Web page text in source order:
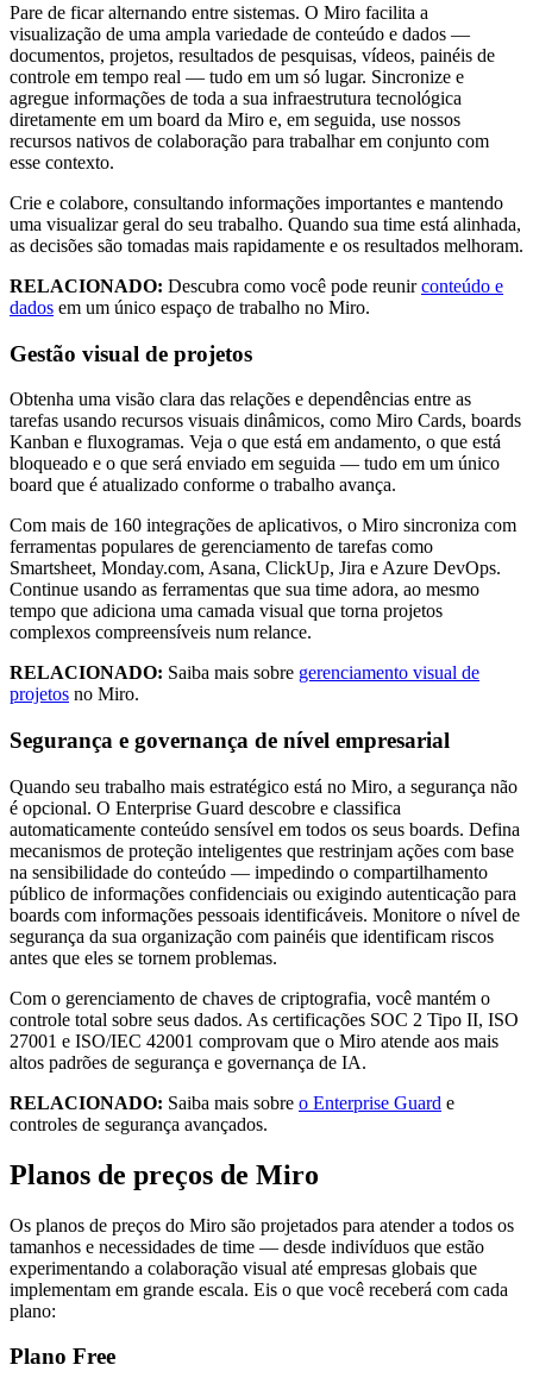
Pare de ficar alternando entre sistemas. O Miro facilita a
visualização de uma ampla variedade de conteúdo e dados —
documentos, projetos, resultados de pesquisas, vídeos, painéis de
controle em tempo real — tudo em um só lugar. Sincronize e
agregue informações de toda a sua infraestrutura tecnológica
diretamente em um board da Miro e, em seguida, use nossos
recursos nativos de colaboração para trabalhar em conjunto com
esse contexto.
Crie e colabore, consultando informações importantes e mantendo
uma visualizar geral do seu trabalho. Quando sua time está alinhada,
as decisões são tomadas mais rapidamente e os resultados melhoram.
RELACIONADO: Descubra como você pode reunirconteúdo e
dados em um único espaço de trabalho no Miro.
Gestão visual de projetos
Obtenha uma visão clara das relações e dependências entre as
tarefas usando recursos visuais dinâmicos, como Miro Cards, boards
Kanban e fluxogramas. Veja o que está em andamento, o que está
bloqueado e o que será enviado em seguida — tudo em um único
board que é atualizado conforme o trabalho avança.
Com mais de 160 integrações de aplicativos, o Miro sincroniza com
ferramentas populares de gerenciamento de tarefas como
Smartsheet, Monday.com, Asana, ClickUp, Jira e Azure DevOps.
Continue usando as ferramentas que sua time adora, ao mesmo
tempo que adiciona uma camada visual que torna projetos
complexos compreensíveis num relance.
RELACIONADO: Saiba mais sobre gerenciamento visual de
projetos no Miro.
Segurança e governança de nível empresarial
Quando seu trabalho mais estratégico está no Miro, a segurança não
é opcional. O Enterprise Guard descobre e classifica
automaticamente conteúdo sensível em todos os seus boards. Defina
mecanismos de proteção inteligentes que restrinjam ações com base
na sensibilidade do conteúdo — impedindo o compartilhamento
público de informações confidenciais ou exigindo autenticação para
boards com informações pessoais identificáveis. Monitore o nível de
segurança da sua organização com painéis que identificam riscos
antes que eles se tornem problemas.
Com o gerenciamento de chaves de criptografia, você mantém o
controle total sobre seus dados. As certificações SOC 2 Tipo II, ISO
27001 e ISO/IEC 42001 comprovam que o Miro atende aos mais
altos padrões de segurança e governança de IA.
RELACIONADO: Saiba mais sobre o Enterprise Guard e
controles de segurança avançados.
Planos de preços de Miro
Os planos de preços do Miro são projetados para atender a todos os
tamanhos e necessidades de time — desde indivíduos que estão
experimentando a colaboração visual até empresas globais que
implementam em grande escala. Eis o que você receberá com cada
plano:
Plano Free